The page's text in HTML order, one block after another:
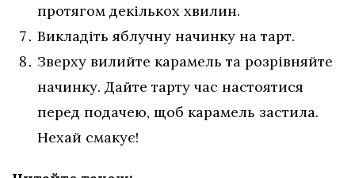
протягом декількох хвилин.
Викладіть яблучну начинку на тарт.
Зверху вилийте карамель та розрівняйте
начинку. Дайте тарту час настоятися
перед подачею, щоб карамель застила.
Нехай смакує!